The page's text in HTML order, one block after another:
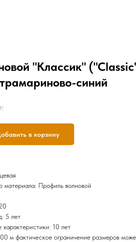
"Классик"
синий
в корзину
материала: Профиль волновой
5 лет
характеристики: 10 лет
м фактическое ограничение размеров